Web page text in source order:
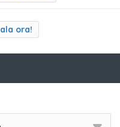
ora!